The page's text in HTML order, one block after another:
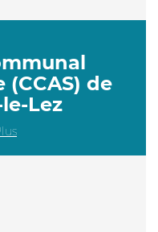
de
Lez